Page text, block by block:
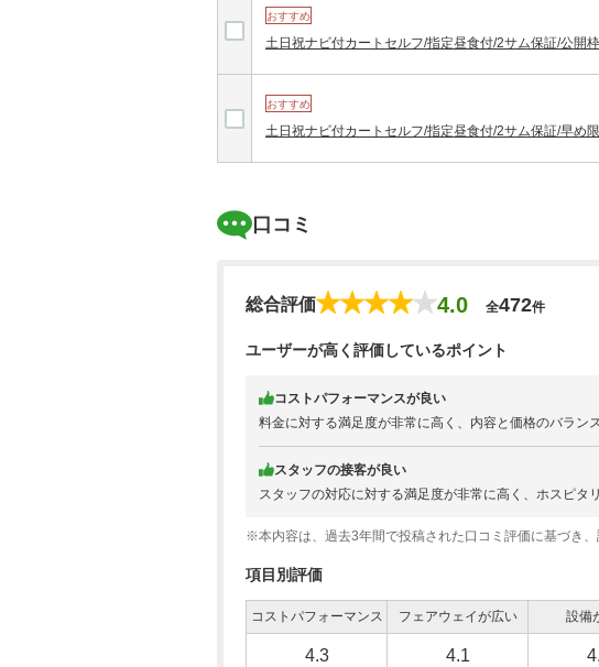
おすすめ
土日祝ナビ付カートセルフ/指定昼食付/2サム保証/公開
おすすめ
土日祝ナビ付カートセルフ/指定昼食付/2サム保証/早め
口コミ
総合評価 4.0 全472件
ユーザーが高く評価しているポイント
コストパフォーマンスが良い
料金に対する満足度が非常に高く、内容と価格のバラン
スタッフの接客が良い
スタッフの対応に対する満足度が非常に高く、ホスピタ
※本内容は、過去3年間で投稿された口コミ評価に基づき、
項目別評価
コストパフォーマンス フェアウェイが広い 設備
4.3 4.1